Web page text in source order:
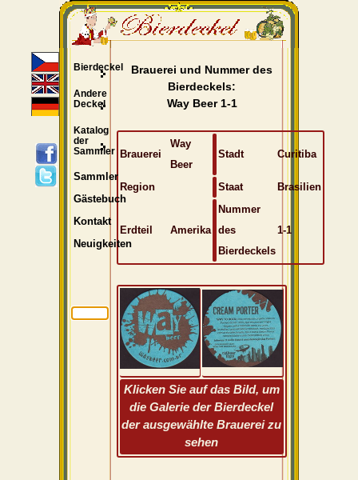
Brauerei und Nummer des
Bierdeckels:
Way Beer 1-1
Brauerei
Way
Beer
Stadt Curitiba
Region Staat Brasilien
Erdteil Amerika
Nummer
des
Bierdeckels
1-1
Klicken Sie auf das Bild, um
die Galerie der Bierdeckel
der ausgewählte Brauerei zu
sehen
Bierdeckel
Andere
Deckel
Katalog
der
Sammler
Sammler
Gästebuch
Kontakt
Neuigkeiten